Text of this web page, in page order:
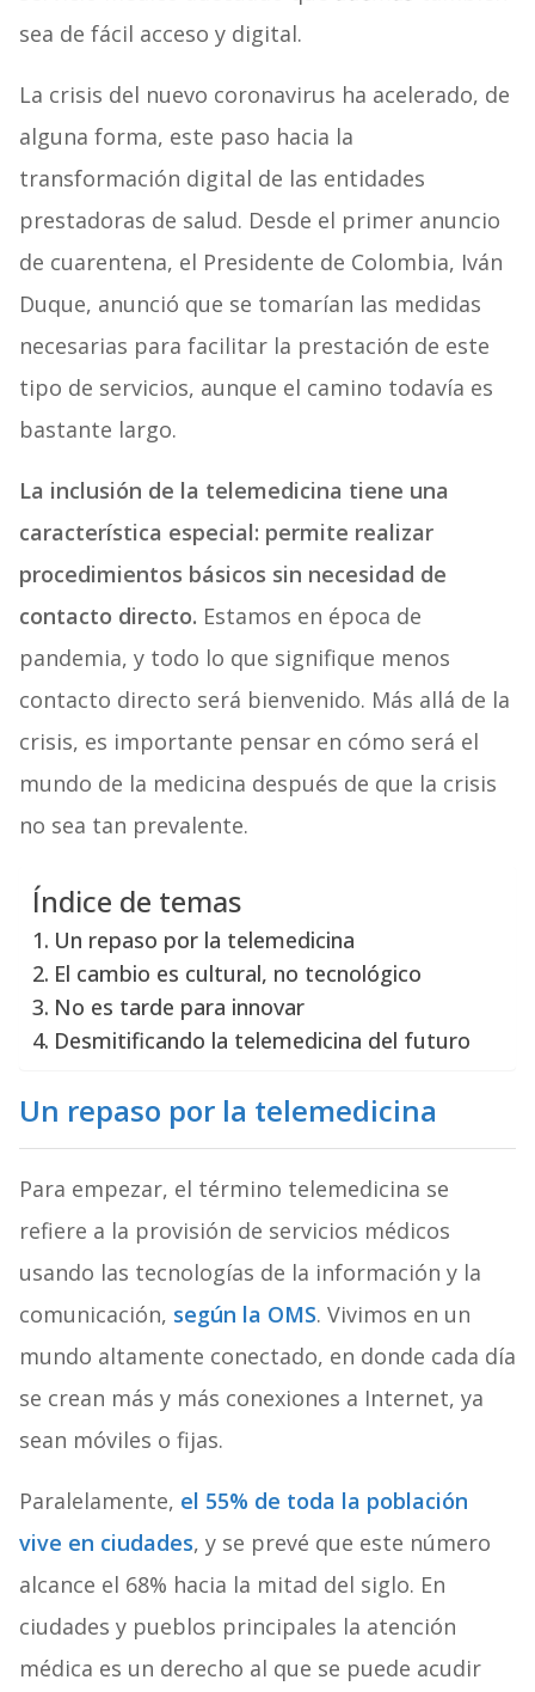
sea de fácil acceso y digital.
La crisis del nuevo coronavirus ha acelerado, de
alguna forma, este paso hacia la
transformación digital de las entidades
prestadoras de salud. Desde el primer anuncio
de cuarentena, el Presidente de Colombia, Iván
Duque, anunció que se tomarían las medidas
necesarias para facilitar la prestación de este
tipo de servicios, aunque el camino todavía es
bastante largo.
La inclusión de la telemedicina tiene una
característica especial: permite realizar
procedimientos básicos sin necesidad de
contacto directo. Estamos en época de
pandemia, y todo lo que signifique menos
contacto directo será bienvenido. Más allá de la
crisis, es importante pensar en cómo será el
mundo de la medicina después de que la crisis
no sea tan prevalente.
Índice de temas
Un repaso por la telemedicina
El cambio es cultural, no tecnológico
No es tarde para innovar
Desmitificando la telemedicina del futuro
Un repaso por la telemedicina
Para empezar, el término telemedicina se
refiere a la provisión de servicios médicos
usando las tecnologías de la información y la
comunicación, según la OMS. Vivimos en un
mundo altamente conectado, en donde cada día
se crean más y más conexiones a Internet, ya
sean móviles o fijas.
Paralelamente, el 55% de toda la población
vive en ciudades, y se prevé que este número
alcance el 68% hacia la mitad del siglo. En
ciudades y pueblos principales la atención
médica es un derecho al que se puede acudir